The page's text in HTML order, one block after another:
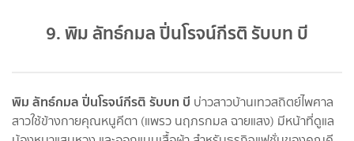
9. พิม ลัทธ์กมล ปิ่นโรจน์กีรติ รับบท บี
พิม ลัทธ์กมล ปิ่นโรจน์กีรติ รับบท บี บ่าวสาวบ้านเทวสถิตย์ไพศาล
สาวใช้ข้างกายคุณหนูคีตา (แพรว นฤภรกมล ฉายแสง) มีหน้าที่ดูแล